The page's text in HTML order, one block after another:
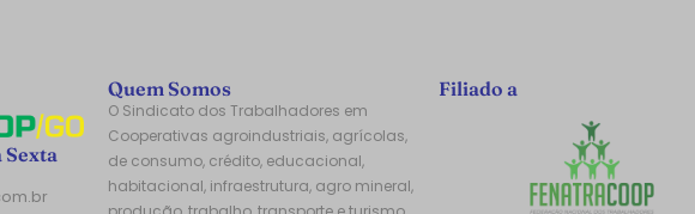
Sexta
Quem Somos
O Sindicato dos Trabalhadores em
Cooperativas agroindustriais, agrícolas,
de consumo, crédito, educacional,
habitacional, infraestrutura, agro mineral,
Filiado a